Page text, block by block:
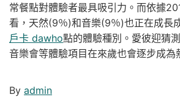
常餐點對體驗者最具吸引力。而依據
看，天然(9％)和音樂(9％)也正在成長
戶卡 dawho點的體驗種別。愛彼迎猜
音樂會等體驗項目在來歲也會逐步成為
By admin